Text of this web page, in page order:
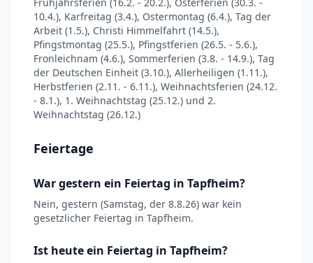
10.4.), Karfreitag (3.4.), Ostermontag (6.4.), Tag der
Arbeit (1.5.), Christi Himmelfahrt (14.5.),
Pfingstmontag (25.5.), Pfingstferien (26.5. - 5.6.),
Fronleichnam (4.6.), Sommerferien (3.8. - 14.9.), Tag
der Deutschen Einheit (3.10.), Allerheiligen (1.11.),
Herbstferien (2.11. - 6.11.), Weihnachtsferien (24.12.
- 8.1.), 1. Weihnachtstag (25.12.) und 2.
Weihnachtstag (26.12.)
Feiertage
War gestern ein Feiertag in Tapfheim?
Nein, gestern (Samstag, der 8.8.26) war kein
gesetzlicher Feiertag in Tapfheim.
Ist heute ein Feiertag in Tapfheim?